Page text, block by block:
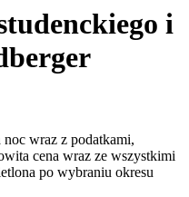
i
noc wraz z podatkami,
cena wraz ze wszystkimi
po wybraniu okresu